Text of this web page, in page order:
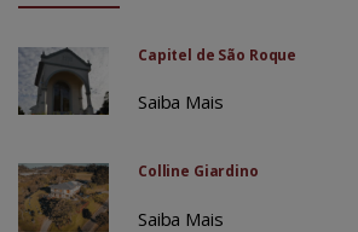
Capitel de São Roque
Saiba Mais
Colline Giardino
Saiba Mais